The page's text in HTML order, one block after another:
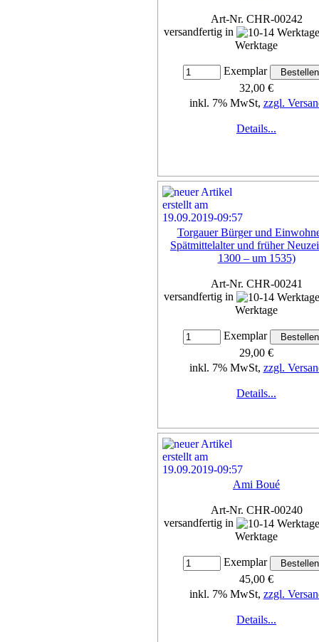
Art-Nr. CHR-00242
versandfertig in
Werktage
Exemplar
32,00 €
inkl. 7% MwSt, zzgl.
Details...
Torgauer Bürger und
Spätmittelalter und früher
1300 – um 1535)
Art-Nr. CHR-00241
versandfertig in
Werktage
Exemplar
29,00 €
inkl. 7% MwSt, zzgl.
Details...
Ami Boué
Art-Nr. CHR-00240
versandfertig in
Werktage
Exemplar
45,00 €
inkl. 7% MwSt, zzgl.
Details...